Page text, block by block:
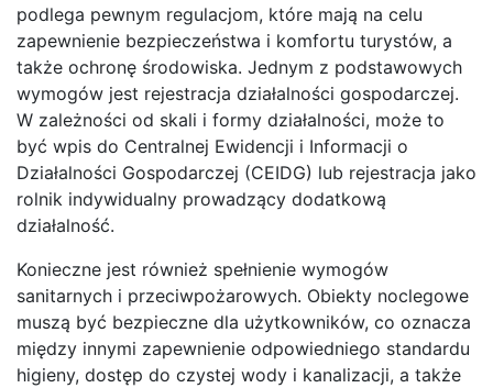
podlega pewnym regulacjom, które mają na celu
zapewnienie bezpieczeństwa i komfortu turystów, a
także ochronę środowiska. Jednym z podstawowych
wymogów jest rejestracja działalności gospodarczej.
W zależności od skali i formy działalności, może to
być wpis do Centralnej Ewidencji i Informacji o
Działalności Gospodarczej (CEIDG) lub rejestracja jako
rolnik indywidualny prowadzący dodatkową
działalność.
Konieczne jest również spełnienie wymogów
sanitarnych i przeciwpożarowych. Obiekty noclegowe
muszą być bezpieczne dla użytkowników, co oznacza
między innymi zapewnienie odpowiedniego standardu
higieny, dostęp do czystej wody i kanalizacji, a także